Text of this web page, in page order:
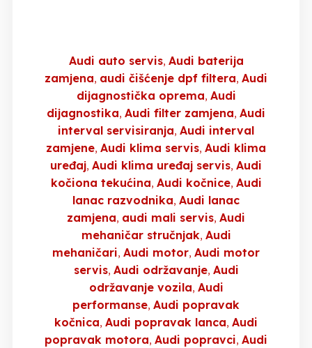
Audi auto servis Audi baterija
zamjena audi čišćenje dpf filtera Audi
dijagnostička oprema Audi
dijagnostika Audi filter zamjena Audi
interval servisiranja Audi interval
zamjene Audi klima servis Audi klima
uređaj Audi klima uređaj servis Audi
kočiona tekućina Audi kočnice Audi
lanac razvodnika Audi lanac
zamjena audi mali servis Audi
mehaničar stručnjak Audi
mehaničari Audi motor Audi motor
servis Audi održavanje Audi
održavanje vozila Audi
performanse Audi popravak
kočnica Audi popravak lanca Audi
popravak motora Audi popravci Audi